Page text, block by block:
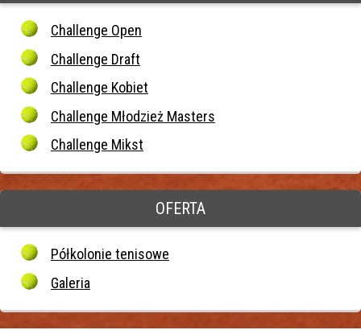
Challenge Open
Challenge Draft
Challenge Kobiet
Challenge Młodzież Masters
Challenge Mikst
OFERTA
Półkolonie tenisowe
Galeria